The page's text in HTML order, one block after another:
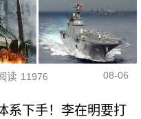
读 11976 08-06
系下手！李在明要打